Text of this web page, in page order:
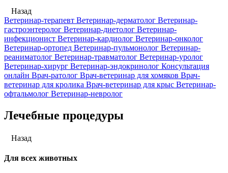
Назад
Ветеринар-терапевт Ветеринар-дерматолог Ветеринар-
гастроэнтеролог Ветеринар-диетолог Ветеринар-
инфекционист Ветеринар-кардиолог Ветеринар-онколог
Ветеринар-ортопед Ветеринар-пульмонолог Ветеринар-
реаниматолог Ветеринар-травматолог Ветеринар-уролог
Ветеринар-хирург Ветеринар-эндокринолог Консультация
онлайн Врач-ратолог Врач-ветеринар для хомяков Врач-
ветеринар для кролика Врач-ветеринар для крыс Ветеринар-
офтальмолог Ветеринар-невролог
Лечебные процедуры
Назад
Для всех животных